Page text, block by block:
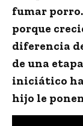
fumar
porque
diferencia
de una
iniciático
hijo le